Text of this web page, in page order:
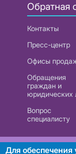
Обратная
Контакты
Пресс-центр
Офисы
Обращения
граждан и
юридических
Вопрос
специалисту
РУП
Для обеспечения